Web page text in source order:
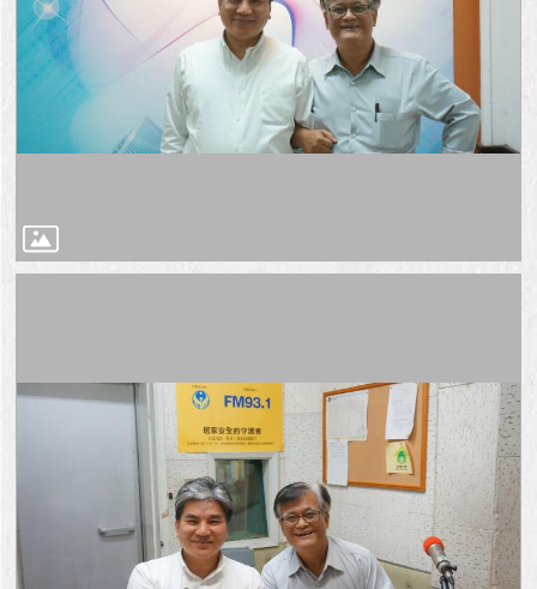
台
北
通
情
公
區